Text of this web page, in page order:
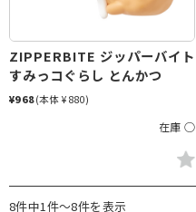
ZIPPERBITE ジッパーバイト
すみっコぐらし とんかつ
¥968(本体 ¥880)
在庫 ○
8件中1件～8件を表示